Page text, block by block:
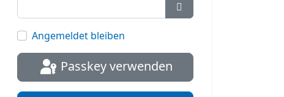
Passwort anzeigen
Angemeldet bleiben
Passkey verwenden